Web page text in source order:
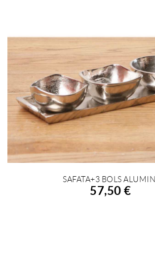
AFEGIR A LA COMPRA
SAFATA+3 BOLS ALUMINI
57,50 €